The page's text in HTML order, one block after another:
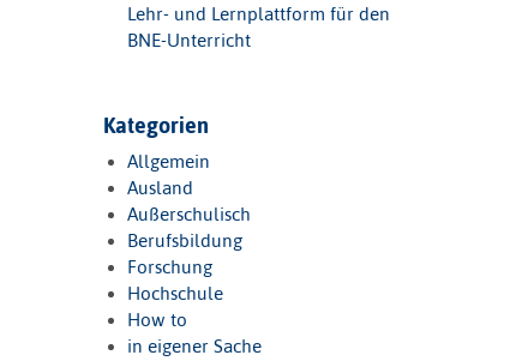
Lehr- und Lernplattform für den
BNE-Unterricht
Kategorien
Allgemein
Ausland
Außerschulisch
Berufsbildung
Forschung
Hochschule
How to
in eigener Sache